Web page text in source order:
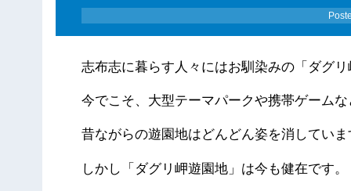
志布志に暮らす人々にはお馴染みの「ダグ
今でこそ、大型テーマパークや携帯ゲーム
昔ながらの遊園地はどんどん姿を消していま
しかし「ダグリ岬遊園地」は今も健在です。